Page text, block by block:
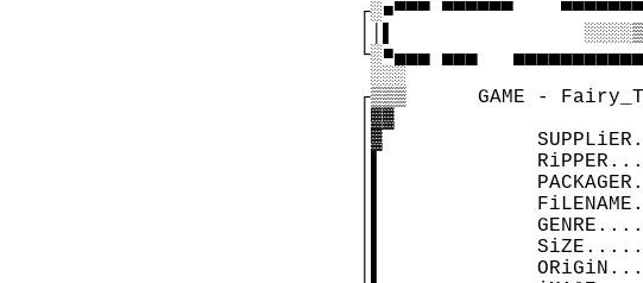
┌░■▀▀▀ ▀▀▀▀▀▀
││▌
└░■▄▄▄ ▄▄▄
   ░░░
┌▒▒▒      GAME -
  │▓▓
│▓
│▌
│▌
│▌
│▌
│▌
│▌